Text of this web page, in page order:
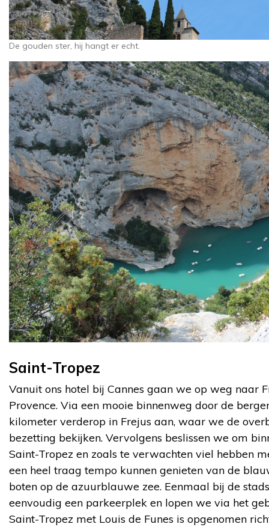
De gouden ster, hij hangt er echt.
Saint-Tropez
Vanuit ons hotel bij Cannes gaan we op weg naar
Provence. Via een mooie binnenweg door de
kilometer verderop in Frejus aan, waar we de
bezetting bekijken. Vervolgens beslissen we om
Saint-Tropez en zoals te verwachten viel hebben
een heel traag tempo kunnen genieten van de
boten op de azuurblauwe zee. Eenmaal bij de
eenvoudig een parkeerplek en lopen we via het
Saint-Tropez met Louis de Funes is opgenomen